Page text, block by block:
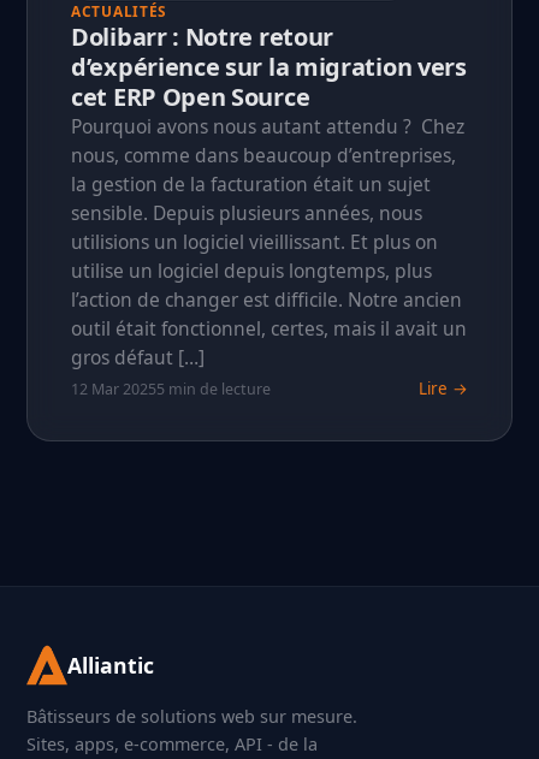
ACTUALITÉS
Dolibarr : Notre retour
d’expérience sur la migration vers
cet ERP Open Source
Pourquoi avons nous autant attendu ? Chez
nous, comme dans beaucoup d’entreprises,
la gestion de la facturation était un sujet
sensible. Depuis plusieurs années, nous
utilisions un logiciel vieillissant. Et plus on
utilise un logiciel depuis longtemps, plus
l’action de changer est difficile. Notre ancien
outil était fonctionnel, certes, mais il avait un
gros défaut […]
12 Mar 20255 min de lecture Lire →
Alliantic
Bâtisseurs de solutions web sur mesure.
Sites, apps, e-commerce, API - de la